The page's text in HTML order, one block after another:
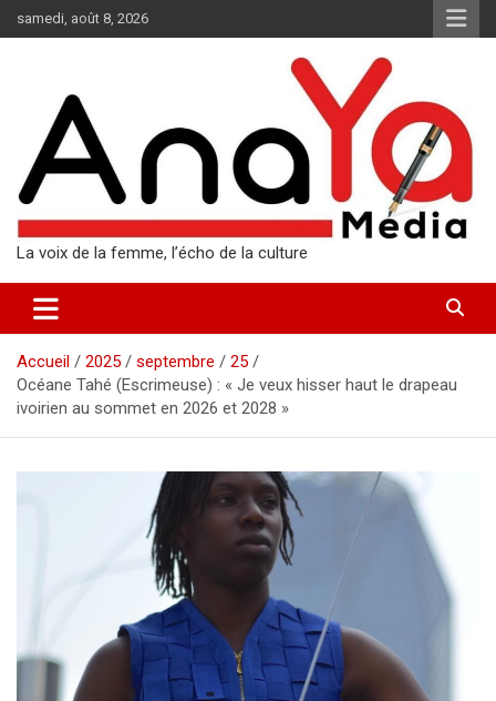
au
samedi, août 8, 2026
La voix de la femme, l’écho de la culture
Accueil 2025 septembre
25
Océane Tahé (Escrimeuse) : « Je veux hisser haut le drapeau
ivoirien au sommet en 2026 et 2028 »